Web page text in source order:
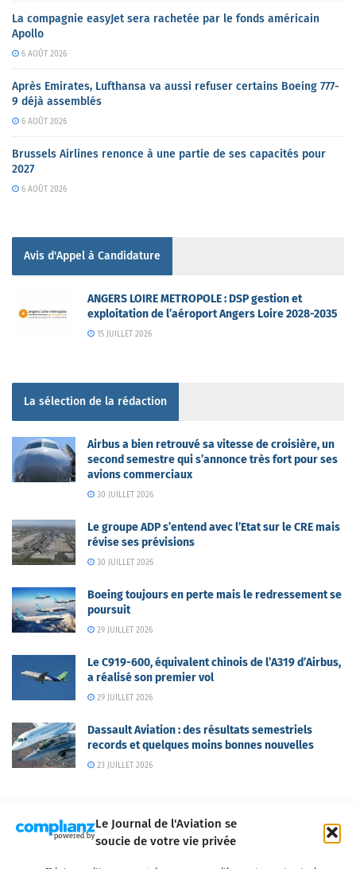
Le Journal de l'Aviation se
soucie de votre vie privée
La compagnie easyJet sera rachetée par le fonds américain
Apollo
6 AOÛT 2026
Après Emirates, Lufthansa va aussi refuser certains Boeing 777-
9 déjà assemblés
6 AOÛT 2026
Brussels Airlines renonce à une partie de ses capacités pour
2027
6 AOÛT 2026
Avis d'Appel à Candidature
ANGERS LOIRE METROPOLE : DSP gestion et
exploitation de l’aéroport Angers Loire 2028-2035
15 JUILLET 2026
La sélection de la rédaction
Airbus a bien retrouvé sa vitesse de croisière, un
second semestre qui s’annonce très fort pour ses
avions commerciaux
30 JUILLET 2026
Le groupe ADP s’entend avec l’Etat sur le CRE mais
révise ses prévisions
30 JUILLET 2026
Boeing toujours en perte mais le redressement se
poursuit
29 JUILLET 2026
Le C919-600, équivalent chinois de l’A319 d’Airbus,
a réalisé son premier vol
29 JUILLET 2026
Dassault Aviation : des résultats semestriels
records et quelques moins bonnes nouvelles
23 JUILLET 2026